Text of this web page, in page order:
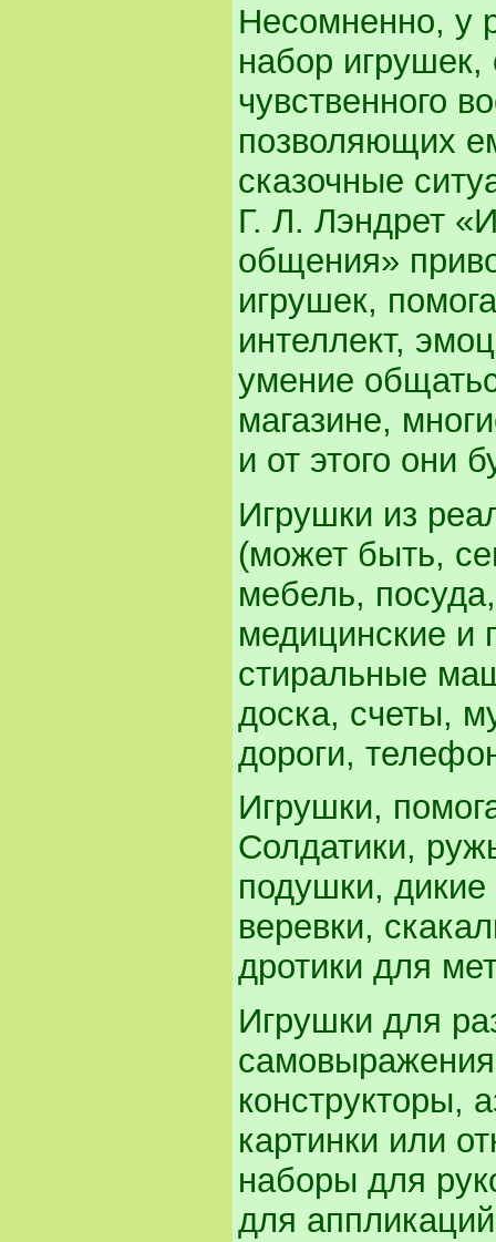
Несомненно, у
набор
чувственного
позволяющих
сказочные
Г. Л. Лэндрет
общения»
игрушек,
интеллект,
умение
магазине,
и от этого они
Игрушки из
(может быть,
мебель,
медицинские и
стиральные
доска, счеты,
дороги,
Игрушки,
Солдатики,
подушки,
веревки,
дротики для
Игрушки для
конструкторы,
картинки или
наборы для
для